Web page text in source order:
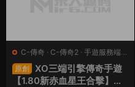
C-傳奇 · C-傳奇2 · 手遊服務端·
端遊服務端
原創
XO三端引擎傳奇手遊
【1.80新赤血星王合擊】Wi